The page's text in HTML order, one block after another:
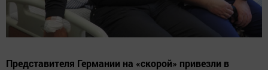
Представителя Германии на «скорой» привезли в